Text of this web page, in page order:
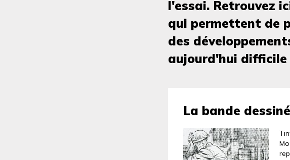
l'essai. Retrouvez
qui permettent de
des
aujourd'hui
La bande